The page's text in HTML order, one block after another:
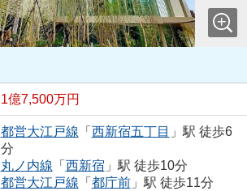
1億7,500万円
都営大江戸線 「 西新宿五丁目 」駅 徒歩6
分
丸ノ内線 「 西新宿 」駅 徒歩10分
都営大江戸線 「 都庁前」駅 徒歩11分